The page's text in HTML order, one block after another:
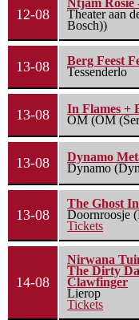
12-08
Ntjam
Theater aan
Bosch))
13-08
Berg Feest
Tessenderlo
13-08
In Flames +
OM (OM
13-08
Dynamo
Dynamo
13-08
The Ghost
Doornroosje
Tickets
14-08
Nirwana
The Dirty
Clawfinger
Lierop
Tickets